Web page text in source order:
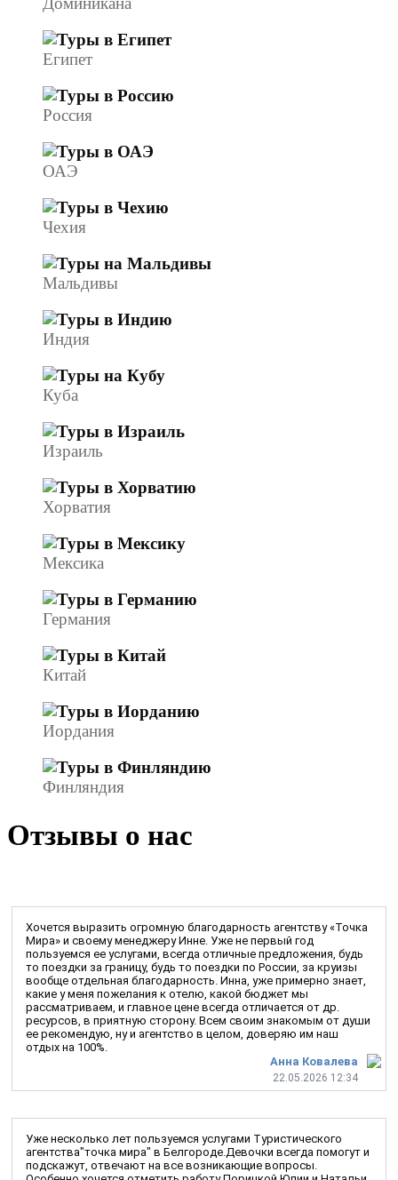
Египет
Россия
ОАЭ
Чехия
Мальдивы
Индия
Куба
Израиль
Хорватия
Мексика
Германия
Китай
Иордания
Финляндия
Отзывы о нас
Анна Ковалева
22.05.2026 12:34
Хочется выразить огромную благодарность агентству «Точка
Мира» и своему менеджеру Инне. Уже не первый год
пользуемся ее услугами, всегда отличные предложения, будь
то поездки за границу, будь то поездки по России, за круизы
вообще отдельная благодарность. Инна, уже примерно знает,
какие у меня пожелания к отелю, какой бюджет мы
рассматриваем, и главное цене всегда отличается от др.
ресурсов, в приятную сторону. Всем своим знакомым от души
ее рекомендую, ну и агентство в целом, доверяю им наш
отдых на 100%.
Уже несколько лет пользуемся услугами Туристического
агентства"точка мира" в Белгороде.Девочки всегда помогут и
подскажут, отвечают на все возникающие вопросы.